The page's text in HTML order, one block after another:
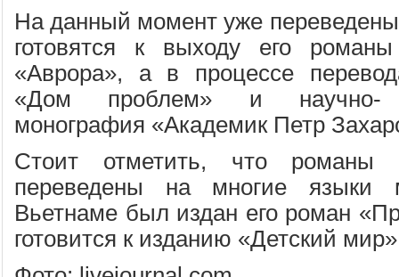
На данный момент уже
готовятся к выходу его
«Аврора», а в процессе
«Дом проблем» и научно-
монография «Академик Петр
Стоит отметить, что романы
переведены на многие языки
Вьетнаме был издан его роман
готовится к изданию «Детский